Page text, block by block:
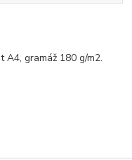
gramáž 180 g/m2.